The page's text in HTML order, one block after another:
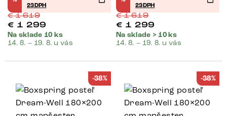
23DPH
€1 619
€ 1 299
Na sklade 10 ks
14. 8. – 19. 8. u vás
23DPH
€1 619
€ 1 299
Na sklade > 10 ks
14. 8. – 19. 8. u vás
-38% -38%